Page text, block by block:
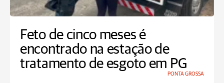
Feto de cinco meses é
encontrado na estação de
tratamento de esgoto em PG
PONTA GROSSA